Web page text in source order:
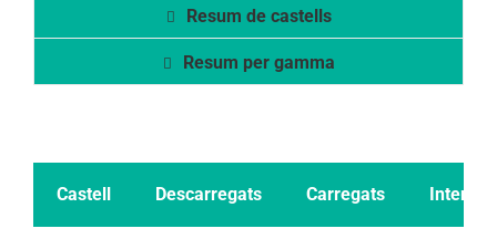
Resum de castells
Resum per gamma
Castell Descarregats Carregats Intents